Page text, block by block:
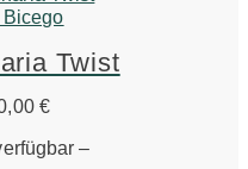
Bicego
Twist
€
–